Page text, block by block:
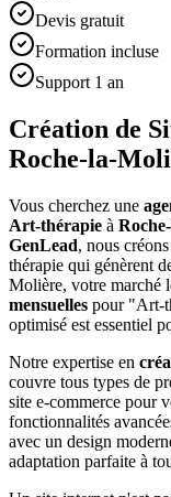
Devis gratuit
Formation incluse
Support 1 an
Création de
Roche-la-
Vous cherchez une
Art-thérapie à
GenLead, nous
thérapie qui génèrent
Molière, votre marché
mensuelles pour "Art-
optimisé est essentiel
Notre expertise en
couvre tous types de
site e-commerce pour
fonctionnalités
avec un design
adaptation parfaite à